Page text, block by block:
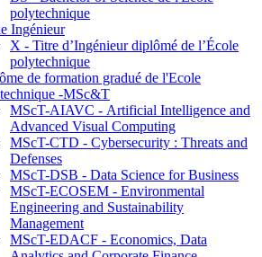
polytechnique
Ingénieur
X - Titre d’Ingénieur diplômé de l’École
polytechnique
de formation gradué de l'Ecole
-MSc&T
MScT-AIAVC - Artificial Intelligence and
Advanced Visual Computing
MScT-CTD - Cybersecurity : Threats and
Defenses
MScT-DSB - Data Science for Business
MScT-ECOSEM - Environmental
Engineering and Sustainability
Management
MScT-EDACF - Economics, Data